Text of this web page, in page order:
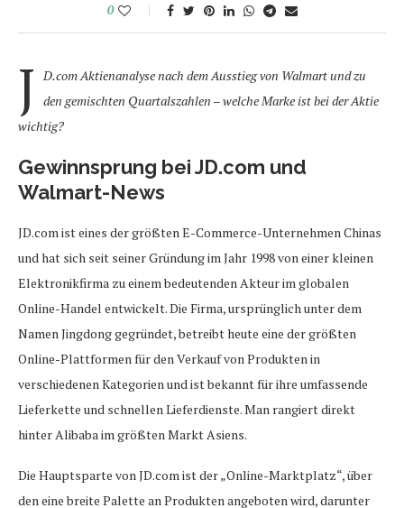
0
J
D.com Aktienanalyse nach dem Ausstieg von Walmart und zu
den gemischten Quartalszahlen – welche Marke ist bei der Aktie
wichtig?
Gewinnsprung bei JD.com und
Walmart-News
JD.com ist eines der größten E-Commerce-Unternehmen Chinas
und hat sich seit seiner Gründung im Jahr 1998 von einer kleinen
Elektronikfirma zu einem bedeutenden Akteur im globalen
Online-Handel entwickelt. Die Firma, ursprünglich unter dem
Namen Jingdong gegründet, betreibt heute eine der größten
Online-Plattformen für den Verkauf von Produkten in
verschiedenen Kategorien und ist bekannt für ihre umfassende
Lieferkette und schnellen Lieferdienste. Man rangiert direkt
hinter Alibaba im größten Markt Asiens.
Die Hauptsparte von JD.com ist der „Online-Marktplatz“, über
den eine breite Palette an Produkten angeboten wird, darunter